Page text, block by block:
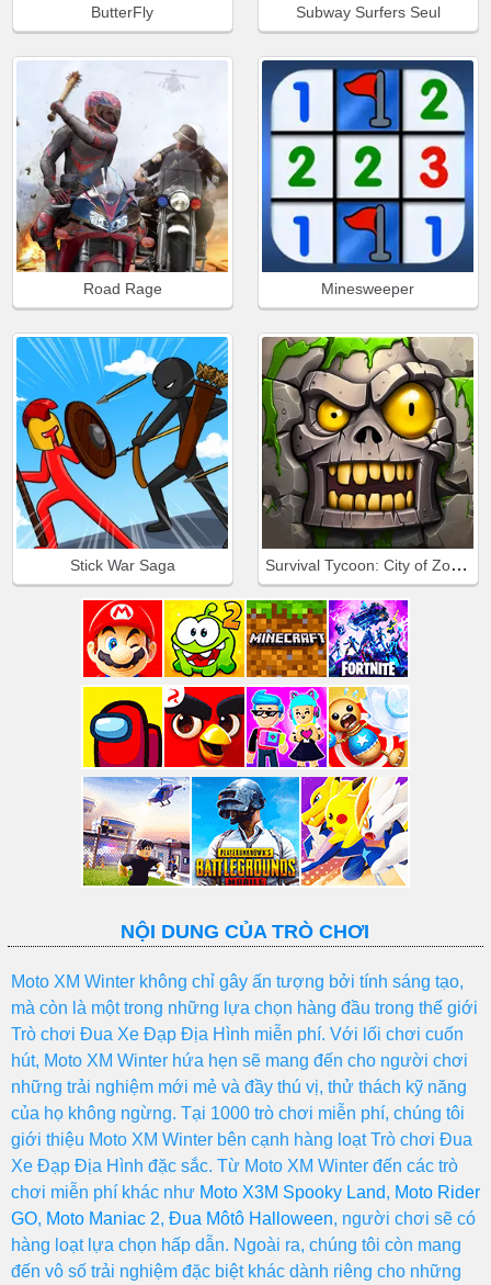
ButterFly Subway Surfers Seul
Road Rage Minesweeper
Stick War Saga Survival Tycoon: City of Zombie
NỘI DUNG CỦA TRÒ CHƠI
Moto XM Winter không chỉ gây ấn tượng bởi tính sáng tạo,
mà còn là một trong những lựa chọn hàng đầu trong thế giới
Trò chơi Đua Xe Đạp Địa Hình miễn phí. Với lối chơi cuốn
hút, Moto XM Winter hứa hẹn sẽ mang đến cho người chơi
những trải nghiệm mới mẻ và đầy thú vị, thử thách kỹ năng
của họ không ngừng. Tại 1000 trò chơi miễn phí, chúng tôi
giới thiệu Moto XM Winter bên cạnh hàng loạt Trò chơi Đua
Xe Đạp Địa Hình đặc sắc. Từ Moto XM Winter đến các trò
chơi miễn phí khác như Moto X3M Spooky Land, Moto Rider
GO, Moto Maniac 2, Đua Môtô Halloween, người chơi sẽ có
hàng loạt lựa chọn hấp dẫn. Ngoài ra, chúng tôi còn mang
đến vô số trải nghiệm đặc biệt khác dành riêng cho những